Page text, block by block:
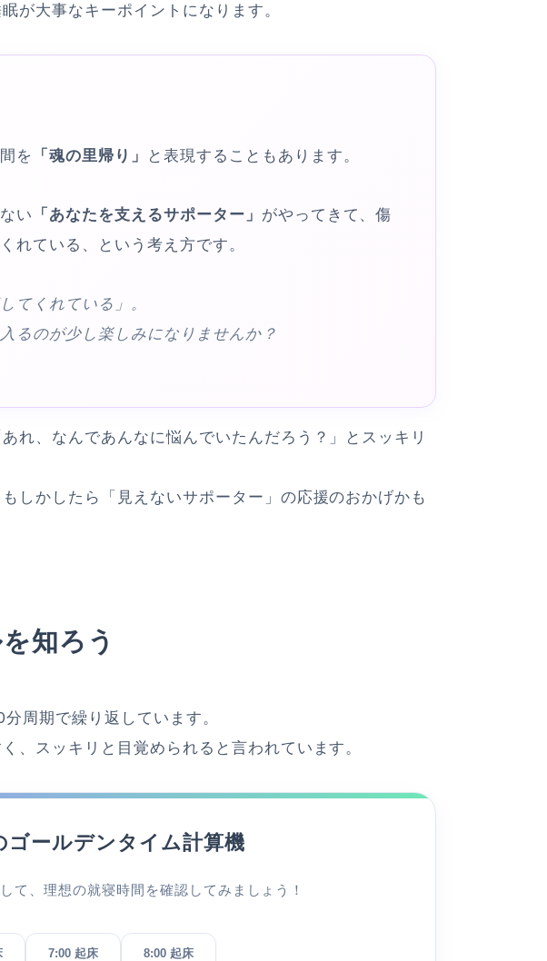
が大事なキーポイントになります。
を 「魂の里帰り」 と表現することもあります。
い 「あなたを支えるサポーター」 がやってきて、傷
れている、という考え方です。
てくれている」。
るのが少し楽しみになりませんか？
れ、なんであんなに悩んでいたんだろう？」とスッキリ
しかしたら「見えないサポーター」の応援のおかげかも
知ろう
周期で繰り返しています。
、スッキリと目覚められると言われています。
ゴールデンタイム計算機
て、理想の就寝時間を確認してみましょう！
7:00 起床 8:00 起床